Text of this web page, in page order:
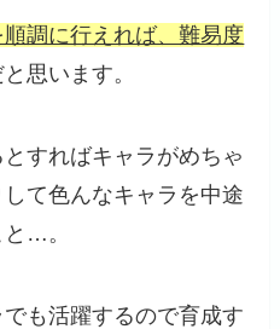
調に行えれば、難易度
と思います。
すればキャラがめちゃ
て色んなキャラを中途
…。
も活躍するので育成す